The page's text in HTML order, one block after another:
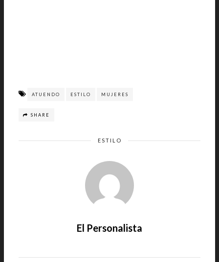
ATUENDO ESTILO MUJERES
SHARE
ESTILO
El Personalista